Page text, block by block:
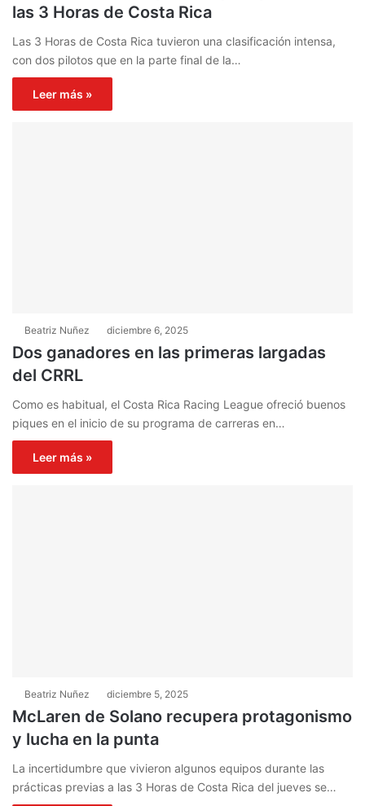
las 3 Horas de Costa Rica
Las 3 Horas de Costa Rica tuvieron una clasificación intensa,
con dos pilotos que en la parte final de la…
Leer más »
Beatriz Nuñez diciembre 6, 2025
Dos ganadores en las primeras largadas
del CRRL
Como es habitual, el Costa Rica Racing League ofreció buenos
piques en el inicio de su programa de carreras en…
Leer más »
Beatriz Nuñez diciembre 5, 2025
McLaren de Solano recupera protagonismo
y lucha en la punta
La incertidumbre que vivieron algunos equipos durante las
prácticas previas a las 3 Horas de Costa Rica del jueves se…